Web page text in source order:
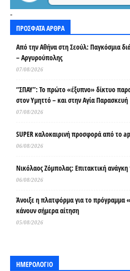
-
ΠΡΟΣΦΑΤΑ ΑΡΘΡΑ
Από την Αθήνα στη Σεούλ: Παγκόσμια
– Αργυρούπολης
07/08/2026
“ΣΠΑΥ”: Το πρώτο «έξυπνο» δίκτυο
στον Υμηττό – και στην Αγία Παρασκευή
07/08/2026
SUPER καλοκαιρινή προσφορά από το
06/08/2026
Νικόλαος Ζόμπολας: Επιτακτική
06/08/2026
Άνοιξε η πλατφόρμα για το πρόγραμμα
κάνουν σήμερα αίτηση
05/08/2026
ΗΜΕΡΟΛΟΓΙΟ